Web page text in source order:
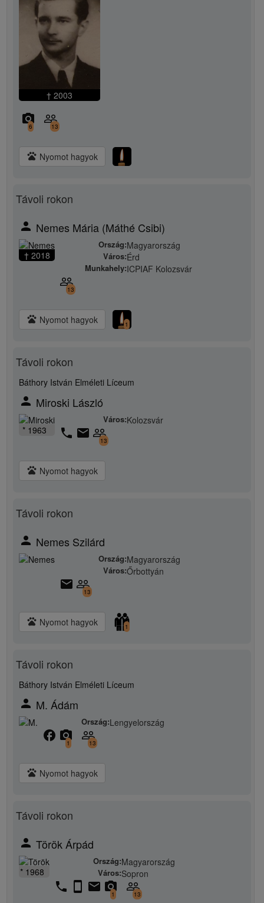
† 2003
camera_alt
6
people_outline
13
pets Nyomot hagyok
Távoli rokon
person Nemes Mária (Máthé Csibi)
† 2018
Ország:Magyarország
Város:Érd
Munkahely:ICPIAF Kolozsvár
people_outline
13
pets Nyomot hagyok 1
Távoli rokon
Báthory István Elméleti Líceum
person Miroski László
* 1963
Város:Kolozsvár
phone email people_outline
13
pets Nyomot hagyok
Távoli rokon
person Nemes Szilárd
Ország:Magyarország
Város:Őrbottyán
email people_outline
13
pets Nyomot hagyok 1
Távoli rokon
Báthory István Elméleti Líceum
person M. Ádám
Ország:Lengyelország
facebook camera_alt
1
people_outline
13
pets Nyomot hagyok
Távoli rokon
person Török Árpád
* 1968
Ország:Magyarország
Város:Sopron
phone stay_current_portrait email camera_alt
1
people_outline
13